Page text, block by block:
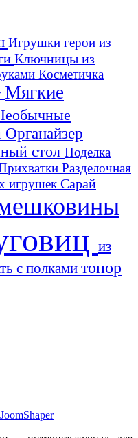
Игрушки герои из
Ключницы из
Косметичка
Мягкие
Органайзер
стол Поделка
Разделочная
игрушекСарай
из
с полками топор
JoomShaper